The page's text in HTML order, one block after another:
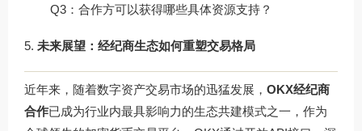
Q3：合作方可以获得哪些具体资源支持？
未来展望：经纪商生态如何重塑交易格局
近年来，随着数字资产交易市场的迅猛发展， OKX经纪商
合作已成为行业内最具影响力的生态共建模式之一，作为